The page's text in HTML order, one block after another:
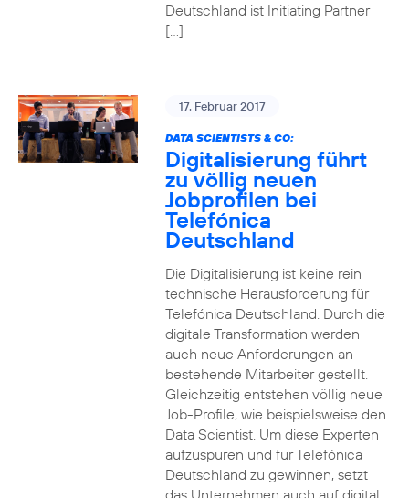
Deutschland ist Initiating Partner
[…]
17. Februar 2017
DATA SCIENTISTS & CO:
Digitalisierung führt
zu völlig neuen
Jobprofilen bei
Telefónica
Deutschland
Die Digitalisierung ist keine rein
technische Herausforderung für
Telefónica Deutschland. Durch die
digitale Transformation werden
auch neue Anforderungen an
bestehende Mitarbeiter gestellt.
Gleichzeitig entstehen völlig neue
Job-Profile, wie beispielsweise den
Data Scientist. Um diese Experten
aufzuspüren und für Telefónica
Deutschland zu gewinnen, setzt
das Unternehmen auch auf digital